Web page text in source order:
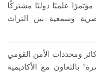
مؤتمرًا علميًا دوليًا مشتركًا
وسمعية بين التراث
ومحددات الأمن القومي
بالتعاون مع الأكاديمية